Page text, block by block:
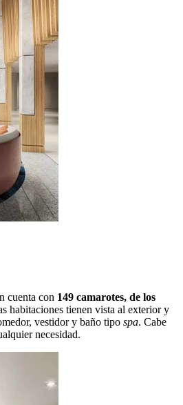
cuenta con 149 camarotes, de los
habitaciones tienen vista al exterior y
vestidor y baño tipo spa. Cabe
necesidad.